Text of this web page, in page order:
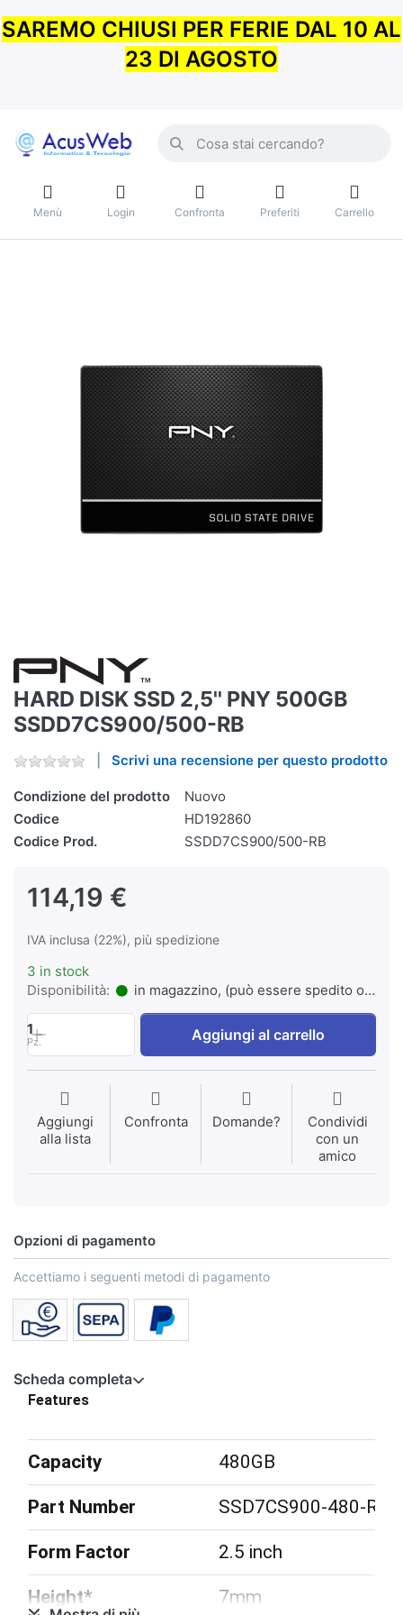
SAREMO CHIUSI PER FERIE DAL 10 AL
23 DI AGOSTO
Menù Login Confronta Preferiti Carrello
HARD DISK SSD 2,5'' PNY 500GB
SSDD7CS900/500-RB
Scrivi una recensione per questo prodotto
Condizione del prodotto
Nuovo
Codice
HD192860
Codice Prod.
SSDD7CS900/500-RB
114,19 €
IVA inclusa (22%), più spedizione
3 in stock
Disponibilità:
in magazzino, (può essere spedito o ritirato)
1
Pz. Aggiungi al carrello
Aggiungi
alla lista
Confronta Domande?
Condividi
con un
amico
Opzioni di pagamento
Accettiamo i seguenti metodi di pagamento
Scheda completa
Features
Capacity 480GB
Part Number SSD7CS900-480-RB
Form Factor 2.5 inch
Height* 7mm